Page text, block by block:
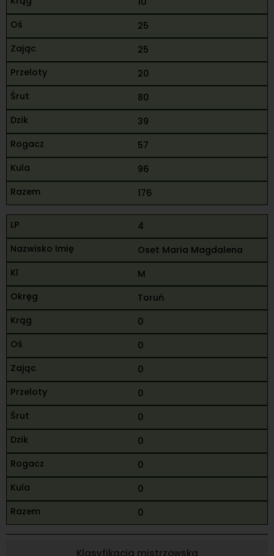
25
25
20
80
39
57
96
176
4
Oset Maria Magdalena
M
Toruń
0
0
0
0
0
0
0
0
0
Klasyfikacja mistrzowska